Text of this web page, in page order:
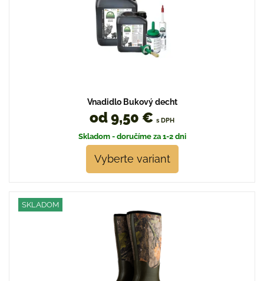
Vnadidlo Bukový decht
od 9,50 € s DPH
Skladom - doručíme za 1-2 dni
Vyberte variant
SKLADOM